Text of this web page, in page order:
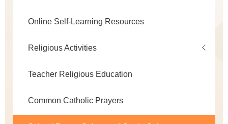
Online Self-Learning Resources
Religious Activities
Teacher Religious Education
Common Catholic Prayers